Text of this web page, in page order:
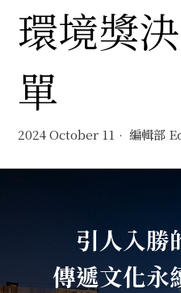
環境獎
單
2024 October 11 編輯部
引人入勝
傳遞文化永